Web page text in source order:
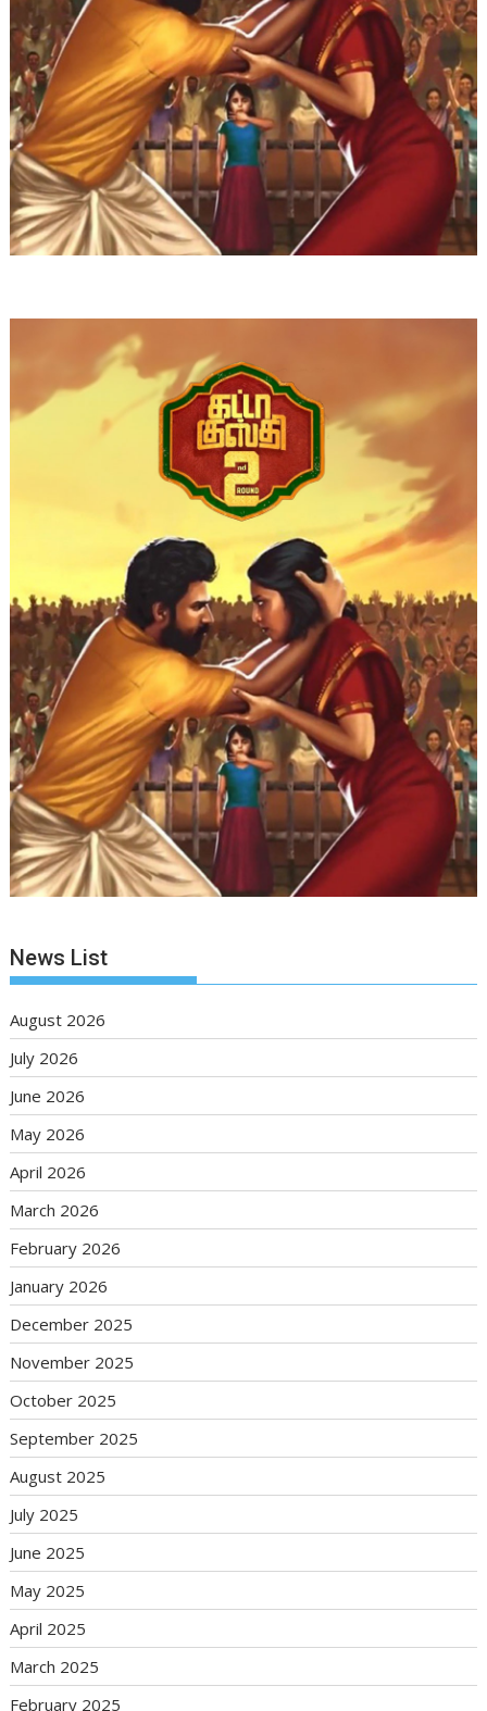
News List
August 2026
July 2026
June 2026
May 2026
April 2026
March 2026
February 2026
January 2026
December 2025
November 2025
October 2025
September 2025
August 2025
July 2025
June 2025
May 2025
April 2025
March 2025
February 2025